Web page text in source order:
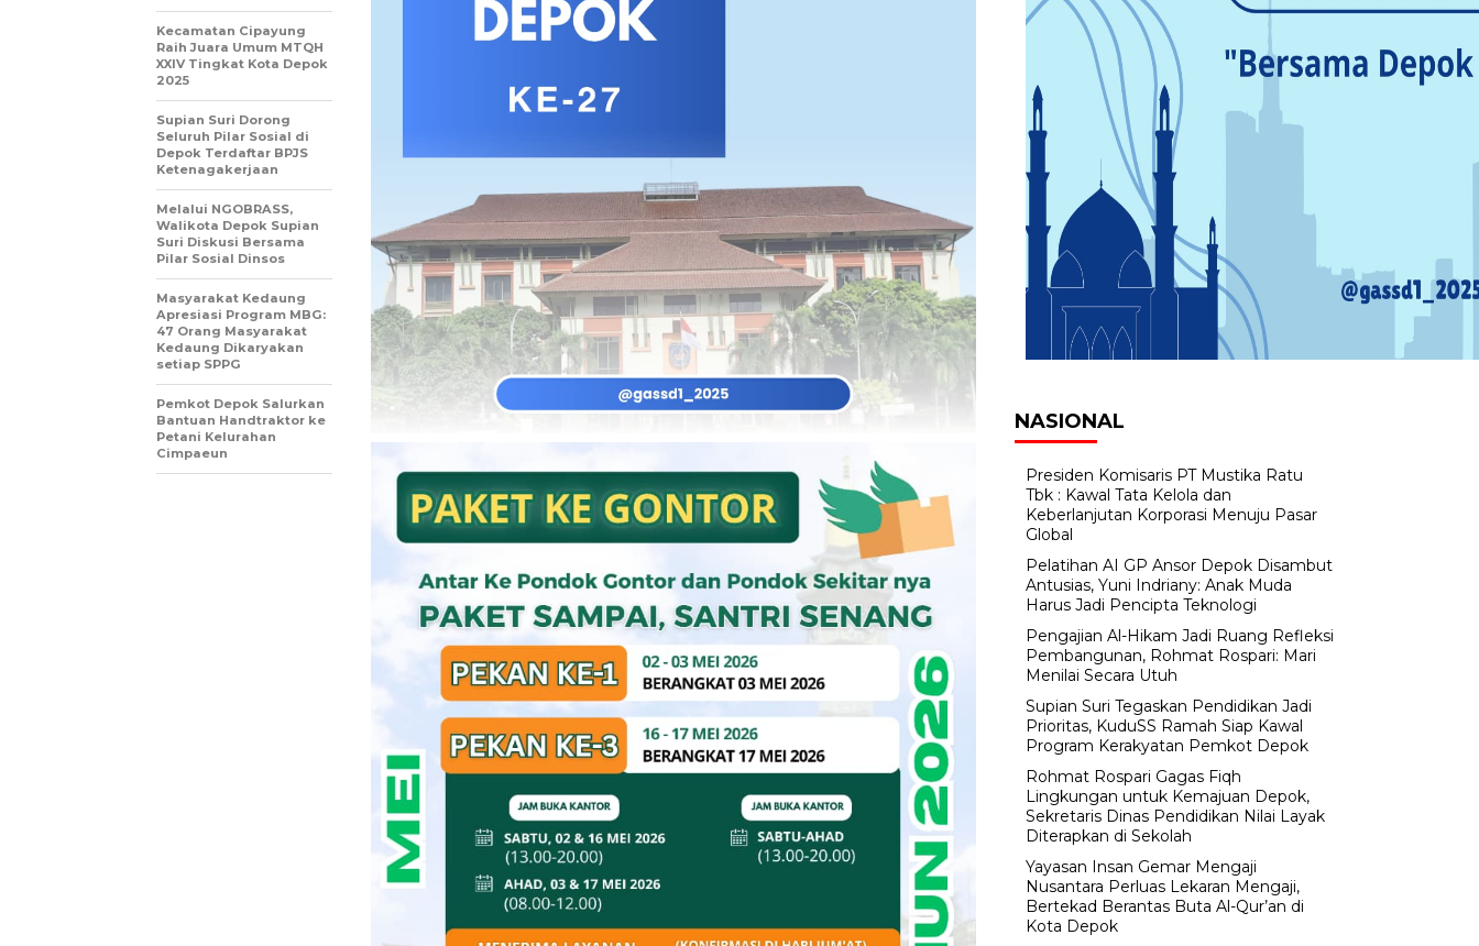
Kecamatan Cipayung
Raih Juara Umum MTQH
XXIV Tingkat Kota Depok
2025
Supian Suri Dorong
Seluruh Pilar Sosial di
Depok Terdaftar BPJS
Ketenagakerjaan
Melalui NGOBRASS,
Walikota Depok Supian
Suri Diskusi Bersama
Pilar Sosial Dinsos
Masyarakat Kedaung
Apresiasi Program MBG:
47 Orang Masyarakat
Kedaung Dikaryakan
setiap SPPG
Pemkot Depok Salurkan
Bantuan Handtraktor ke
Petani Kelurahan
Cimpaeun
NASIONAL
Presiden Komisaris PT Mustika Ratu
Tbk : Kawal Tata Kelola dan
Keberlanjutan Korporasi Menuju Pasar
Global
Pelatihan AI GP Ansor Depok Disambut
Antusias, Yuni Indriany: Anak Muda
Harus Jadi Pencipta Teknologi
Pengajian Al-Hikam Jadi Ruang Refleksi
Pembangunan, Rohmat Rospari: Mari
Menilai Secara Utuh
Supian Suri Tegaskan Pendidikan Jadi
Prioritas, KuduSS Ramah Siap Kawal
Program Kerakyatan Pemkot Depok
Rohmat Rospari Gagas Fiqh
Lingkungan untuk Kemajuan Depok,
Sekretaris Dinas Pendidikan Nilai Layak
Diterapkan di Sekolah
Yayasan Insan Gemar Mengaji
Nusantara Perluas Lekaran Mengaji,
Bertekad Berantas Buta Al-Qur’an di
Kota Depok